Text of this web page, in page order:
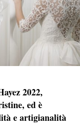
2022,
ed è
e artigianalità